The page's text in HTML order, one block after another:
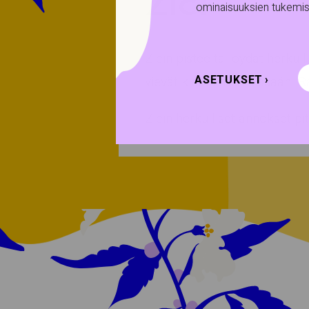
ominaisuuksien
ASETUKSET
Zicin pisteeltä löydät
vievät kielen
Zicin herkulliset annokset